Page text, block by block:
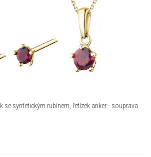
se syntetickým rubínem, řetízek anker - souprava